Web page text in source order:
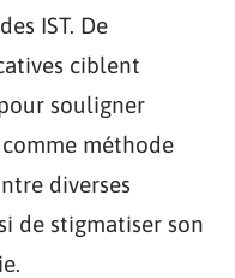
IST. De
ciblent
souligner
méthode
diverses
de stigmatiser son